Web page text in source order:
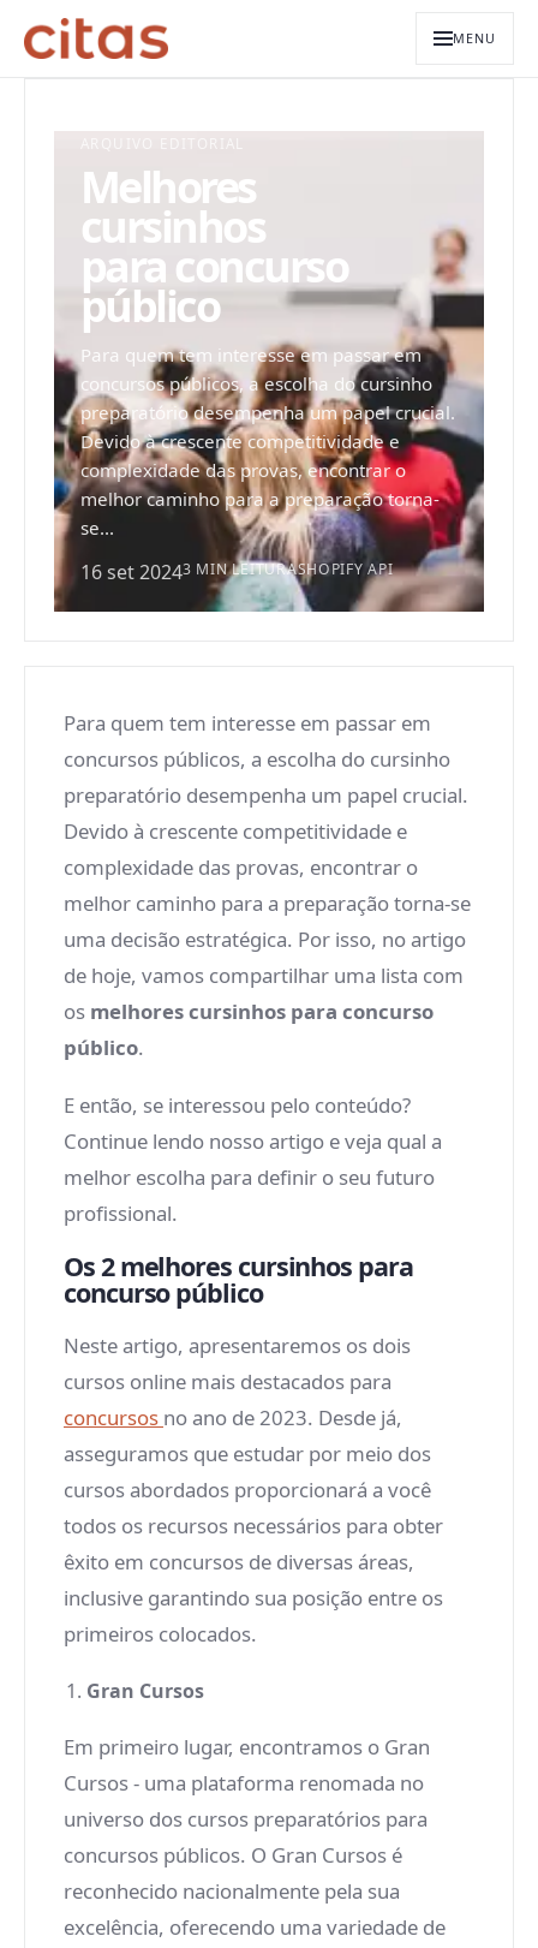
MENU
Melhores
cursinhos
para concurso
público
Para quem tem interesse em passar em
concursos públicos, a escolha do cursinho
preparatório desempenha um papel crucial.
Devido à crescente competitividade e
complexidade das provas, encontrar o
melhor caminho para a preparação torna-
se...
16 set 20243 MIN LEITURASHOPIFY API
Para quem tem interesse em passar em
concursos públicos, a escolha do cursinho
preparatório desempenha um papel crucial.
Devido à crescente competitividade e
complexidade das provas, encontrar o
melhor caminho para a preparação torna-se
uma decisão estratégica. Por isso, no artigo
de hoje, vamos compartilhar uma lista com
os melhores cursinhos para concurso
público.
E então, se interessou pelo conteúdo?
Continue lendo nosso artigo e veja qual a
melhor escolha para definir o seu futuro
profissional.
Os 2 melhores cursinhos para
concurso público
Neste artigo, apresentaremos os dois
cursos online mais destacados para
concursos no ano de 2023. Desde já,
asseguramos que estudar por meio dos
cursos abordados proporcionará a você
todos os recursos necessários para obter
êxito em concursos de diversas áreas,
inclusive garantindo sua posição entre os
primeiros colocados.
Gran Cursos
Em primeiro lugar, encontramos o Gran
Cursos - uma plataforma renomada no
universo dos cursos preparatórios para
concursos públicos. O Gran Cursos é
reconhecido nacionalmente pela sua
excelência, oferecendo uma variedade de